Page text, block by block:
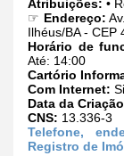
Atribuições: •
☞ Endereço:
Ilhéus/BA - CEP
Horário de
Até: 14:00
Cartório
Com Internet:
Data da
CNS: 13.336-3
Telefone,
Registro de